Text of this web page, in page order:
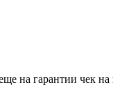
на гарантии чек